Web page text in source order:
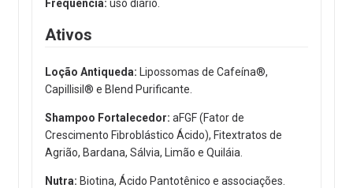
Frequência: uso diário.
Ativos
Loção Antiqueda: Lipossomas de Cafeína®,
Capillisil® e Blend Purificante.
Shampoo Fortalecedor: aFGF (Fator de
Crescimento Fibroblástico Ácido), Fitextratos de
Agrião, Bardana, Sálvia, Limão e Quiláia.
Nutra: Biotina, Ácido Pantotênico e associações.